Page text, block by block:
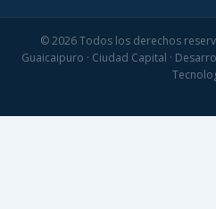
© 2026 Todos los derechos
Guaicaipuro · Ciudad Capital ·